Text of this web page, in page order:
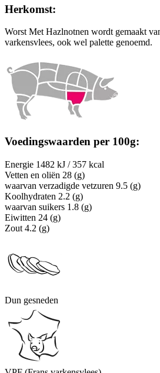
Herkomst:
Worst Met Hazlnotnen wordt gemaakt
varkensvlees, ook wel palette genoemd.
Voedingswaarden per 100g:
Energie 1482 kJ / 357 kcal
Vetten en oliën 28 (g)
waarvan verzadigde vetzuren 9.5 (g)
Koolhydraten 2.2 (g)
waarvan suikers 1.8 (g)
Eiwitten 24 (g)
Zout 4.2 (g)
Dun gesneden